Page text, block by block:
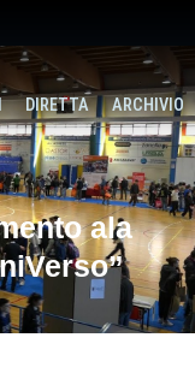
DIRETTA ARCHIVIO
ala